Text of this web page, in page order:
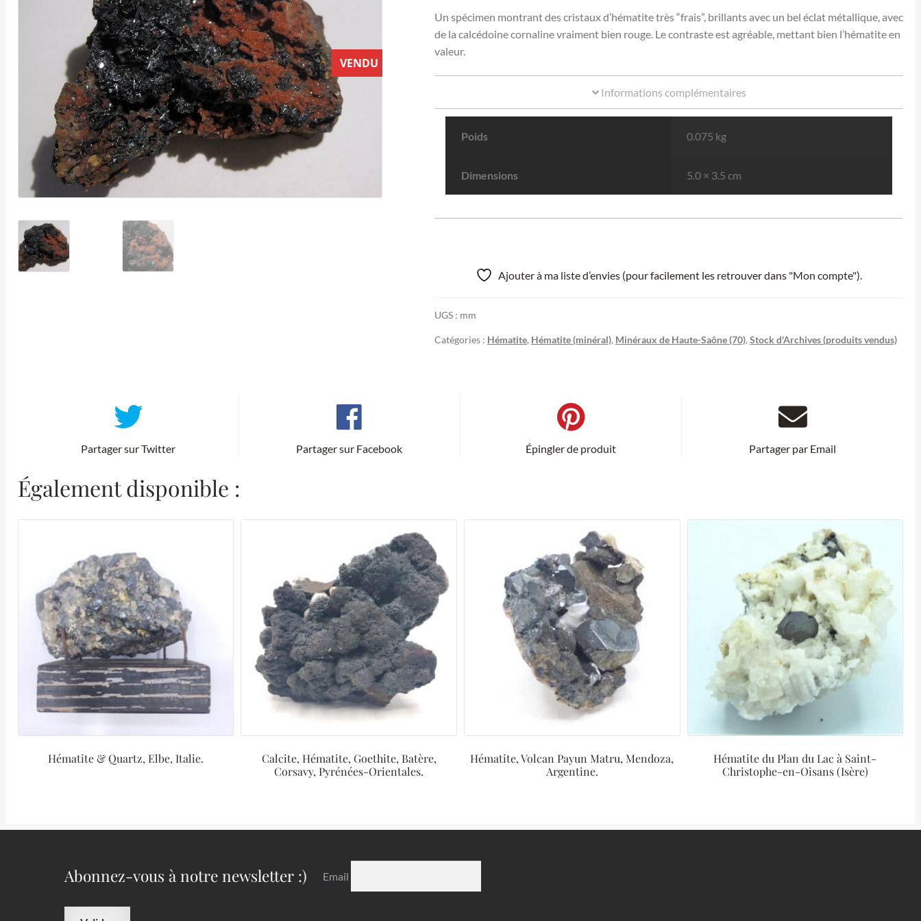
VENDU
Un spécimen montrant des cristaux d’hématite très “frais”, brillants avec un bel éclat métallique, avec
de la calcédoine cornaline vraiment bien rouge. Le contraste est agréable, mettant bien l’hématite en
valeur.
Informations complémentaires
Poids 0.075 kg
Dimensions 5.0 × 3.5 cm
Ajouter à ma liste d’envies (pour facilement les retrouver dans "Mon compte").
UGS : mm
Catégories : Hématite, Hématite (minéral), Minéraux de Haute-Saône (70), Stock d'Archives (produits vendus)
Partager sur Twitter Partager sur Facebook Épingler de produit Partager par Email
Également disponible :
Hématite & Quartz, Elbe, Italie.
Calcite, Hématite, Goethite, Batère,
Corsavy, Pyrénées-Orientales.
Hématite, Volcan Payun Matru, Mendoza,
Argentine.
Hématite du Plan du Lac à Saint-
Christophe-en-Oisans (Isère)
Abonnez-vous à notre newsletter :) Email